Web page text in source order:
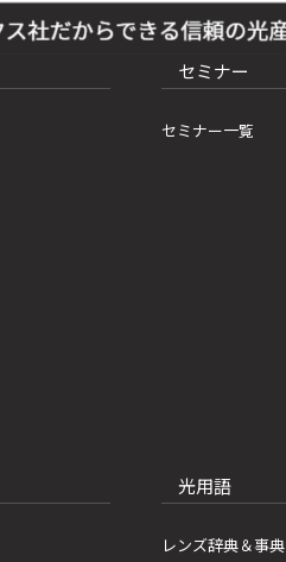
セミナー
セミナー一覧
光用語
レンズ辞典＆事典